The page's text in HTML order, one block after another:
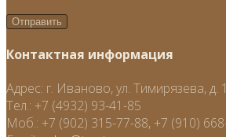
Контактная информация
Адрес: г. Иваново, ул. Тимирязева,
Тел.: +7 (4932) 93-41-85
Моб.: +7 (902) 315-77-88, +7 (910)